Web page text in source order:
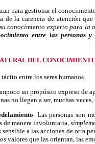
para gestionar el
la carencia de atención que
conocimiento experto para la
entre las personas
DEL
entre los seres humanos.
un propósito expreso de
no llegan a ser, muchas
. Las personas son
de manera involuntaria,
sensible a las acciones de otra
valores que las orientan, las